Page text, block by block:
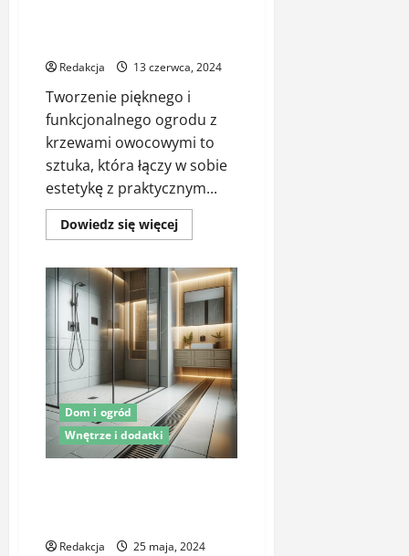
Redakcja 13 czerwca, 2024
Tworzenie pięknego i
funkcjonalnego ogrodu z
krzewami owocowymi to
sztuka, która łączy w sobie
estetykę z praktycznym...
Dowiedz się więcejDowiedz
się
Design
ogrodu
z
krzewami
owocowymi:
Jak
stworzyć
estetyczny
i
funkcjonalny
ogród
Dom i ogród
Wnętrze i dodatki
Redakcja 25 maja, 2024